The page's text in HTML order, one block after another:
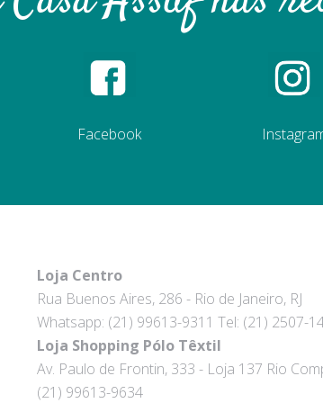
Facebook
Loja Centro
Rua Buenos Aires, 286 - Rio de Janeiro, RJ
Whatsapp: (21) 99613-9311 Tel: (21) 2507-
Loja Shopping Pólo Têxtil
Av. Paulo de Frontin, 333 - Loja 137 Rio
(21) 99613-9634